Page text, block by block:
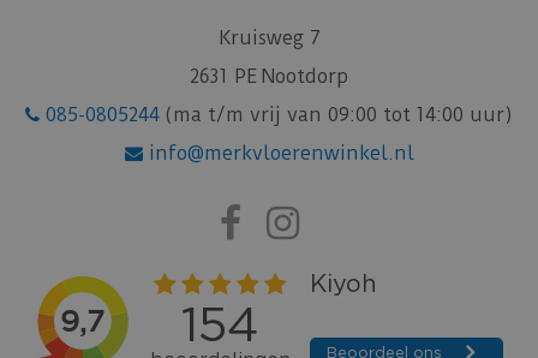
Kruisweg 7
2631 PE Nootdorp
085-0805244 (ma t/m vrij van 09:00 tot 14:00 uur)
info@merkvloerenwinkel.nl